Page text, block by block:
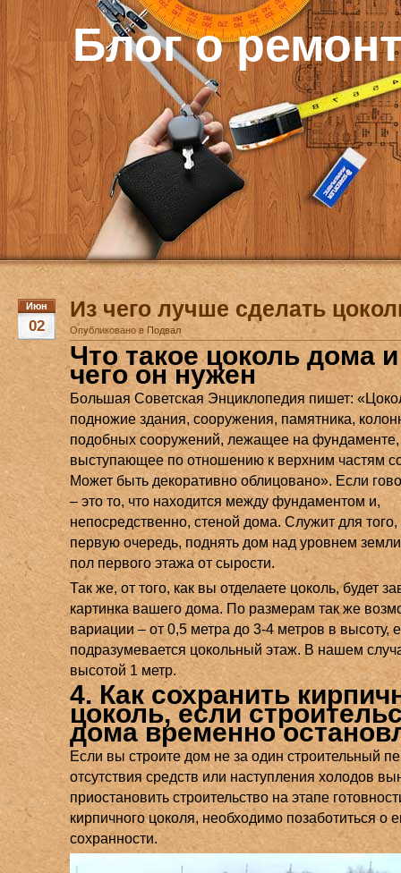
Блог о
Июн
02
Из чего лучше сделать
Опубликовано в Подвал
Что такое цоколь дома
чего он нужен
Большая Советская Энциклопедия пишет:
подножие здания, сооружения, памятника,
подобных сооружений, лежащее на фундаменте,
выступающее по отношению к верхним частям
Может быть декоративно облицовано». Если
– это то, что находится между фундаментом и,
непосредственно, стеной дома. Служит для
первую очередь, поднять дом над уровнем
пол первого этажа от сырости.
Так же, от того, как вы отделаете цоколь, будет
картинка вашего дома. По размерам так же
вариации – от 0,5 метра до 3-4 метров в высоту,
подразумевается цокольный этаж. В нашем
высотой 1 метр.
4. Как сохранить
цоколь, если
дома временно
Если вы строите дом не за один строительный
отсутствия средств или наступления холодов
приостановить строительство на этапе
кирпичного цоколя, необходимо позаботиться о
сохранности.